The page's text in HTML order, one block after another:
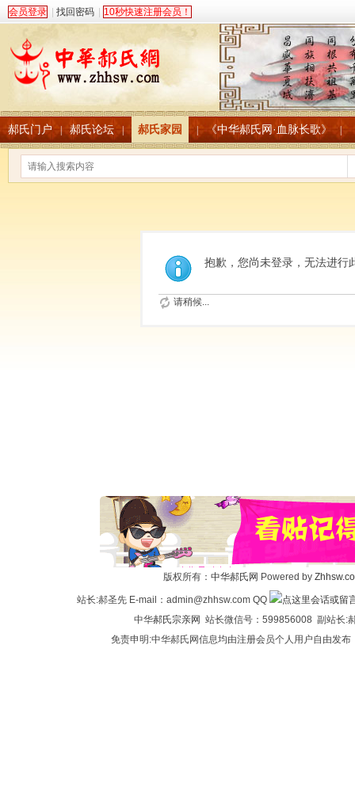
会员登录 找回密码 10秒快速注册会员！
郝氏门户 | 郝氏论坛 | 郝氏家园 《中华郝氏网·血脉长歌》
抱歉，您尚未登录，无法进行
请稍候...
版权所有： 中华郝氏网 Powered by
站长:郝圣先 E-mail：admin@zhhsw.com QQ
中华郝氏宗亲网 站长微信号：599856008 副站长:
免责申明:中华郝氏网信息均由注册会员个人用户自由发